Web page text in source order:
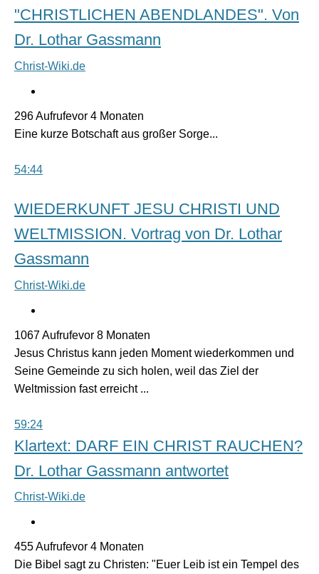
"CHRISTLICHEN ABENDLANDES". Von
Dr. Lothar Gassmann
Christ-Wiki.de
296 Aufrufevor 4 Monaten
Eine kurze Botschaft aus großer Sorge...
54:44
WIEDERKUNFT JESU CHRISTI UND
WELTMISSION. Vortrag von Dr. Lothar
Gassmann
Christ-Wiki.de
1067 Aufrufevor 8 Monaten
Jesus Christus kann jeden Moment wiederkommen und
Seine Gemeinde zu sich holen, weil das Ziel der
Weltmission fast erreicht ...
59:24
Klartext: DARF EIN CHRIST RAUCHEN?
Dr. Lothar Gassmann antwortet
Christ-Wiki.de
455 Aufrufevor 4 Monaten
Die Bibel sagt zu Christen: "Euer Leib ist ein Tempel des